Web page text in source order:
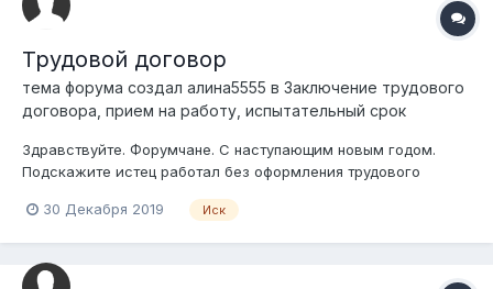
Трудовой договор
тема форума создал алина5555 в Заключение трудового
договора, прием на работу, испытательный срок
Здравствуйте. Форумчане. С наступающим новым годом.
Подскажите истец работал без оформления трудового
начальству крестьянского хозяйства. Начальник не отрицает
суде пе...
30 Декабря 2019 Иск